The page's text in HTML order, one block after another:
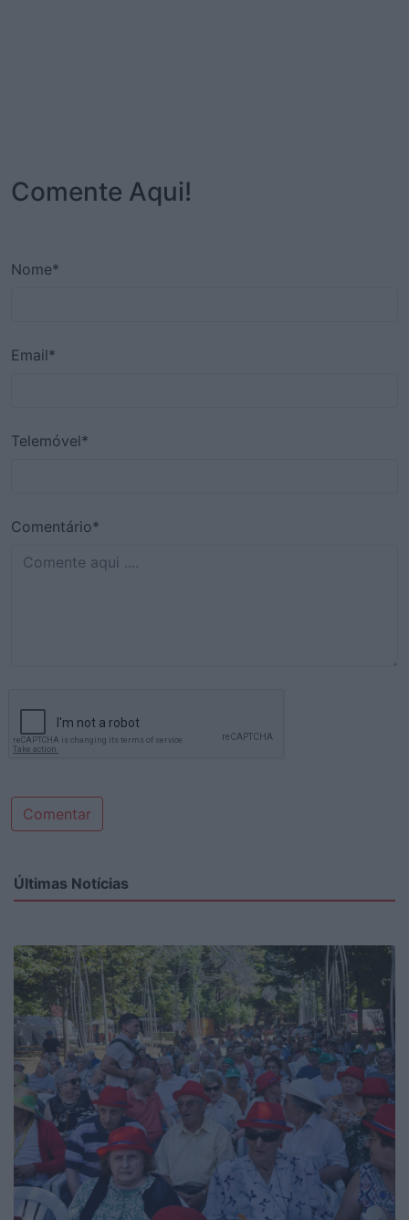
Comente Aqui!
Nome*
Email*
Telemóvel*
Comentário*
Comentar
Últimas Notícias